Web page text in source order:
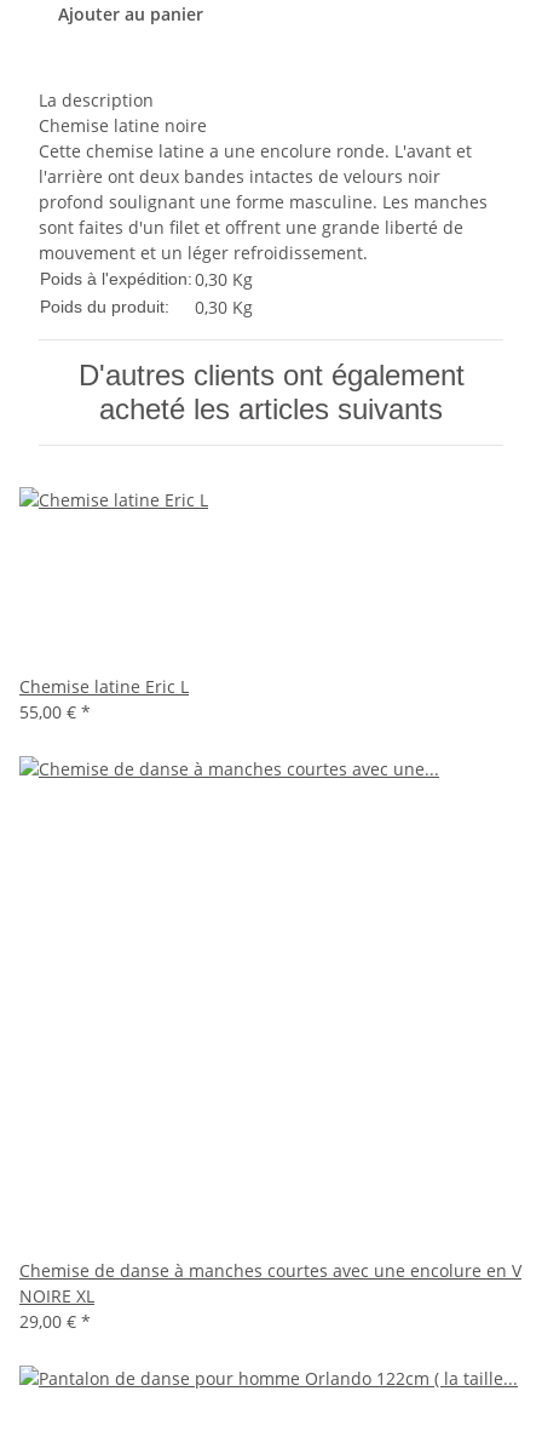
Ajouter au panier
La description
Chemise latine noire
Cette chemise latine a une encolure ronde. L'avant et
l'arrière ont deux bandes intactes de velours noir
profond soulignant une forme masculine. Les manches
sont faites d'un filet et offrent une grande liberté de
mouvement et un léger refroidissement.
Poids à l'expédition:0,30 Kg
Poids du produit: 0,30 Kg
D'autres clients ont également
acheté les articles suivants
Chemise latine Eric L
55,00 € *
Chemise de danse à manches courtes avec une encolure en V
NOIRE XL
29,00 € *